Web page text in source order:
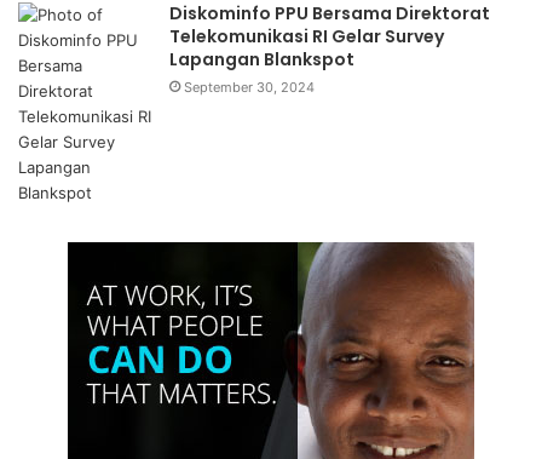
Diskominfo PPU Bersama Direktorat
Telekomunikasi RI Gelar Survey
Lapangan Blankspot
September 30, 2024